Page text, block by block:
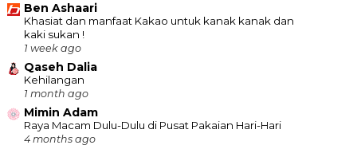
Ben Ashaari
Khasiat dan manfaat Kakao untuk kanak kanak dan
kaki sukan !
1 week ago
Qaseh Dalia
Kehilangan
1 month ago
Mimin Adam
Raya Macam Dulu-Dulu di Pusat Pakaian Hari-Hari
4 months ago